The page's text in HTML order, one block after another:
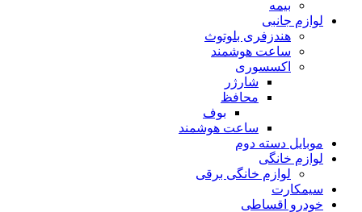
بیمه
لوازم جانبی
هندزفری بلوتوث
ساعت هوشمند
اکسسوری
شارژر
محافظ
بوف
ساعت هوشمند
موبایل دسته دوم
لوازم خانگی
لوازم خانگی برقی
سیمکارت
خودرو اقساطی